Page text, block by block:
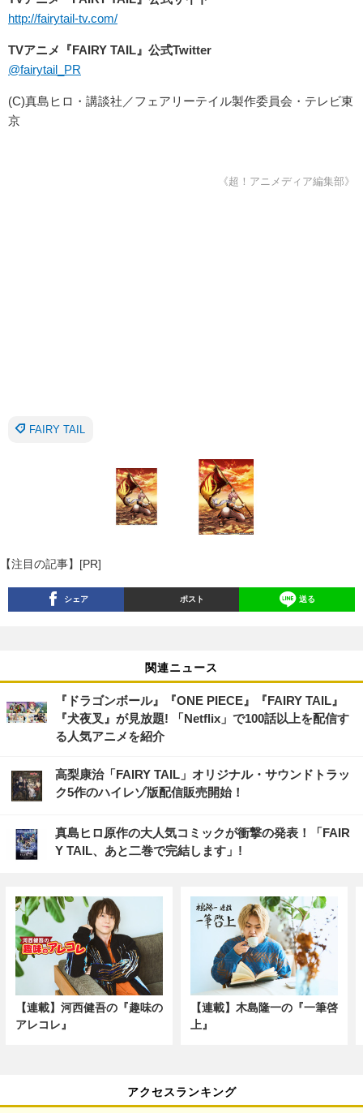
http://fairytail-tv.com/
TVアニメ『FAIRY TAIL 』公式Twitter
@fairytail_PR
(C)真島ヒロ・講談社／フェアリーテイル製作委員会・テレビ東
京
《超！アニメディア編集部》
FAIRY TAIL
【注目の記事】[PR]
シェア ポスト 送る
関連ニュース
『ドラゴンボール』『ONE PIECE』『FAIRY TAIL』
『犬夜叉』が見放題! 「Netflix」で100話以上を配信す
る人気アニメを紹介
高梨康治「FAIRY TAIL」オリジナル・サウンドトラッ
ク5作のハイレゾ版配信販売開始！
真島ヒロ原作の大人気コミックが衝撃の発表！「FAIR
Y TAIL、あと二巻で完結します」!
【連載】河西健吾の『趣味の
アレコレ』
【連載】木島隆一の『一筆啓
上』
アクセスランキング